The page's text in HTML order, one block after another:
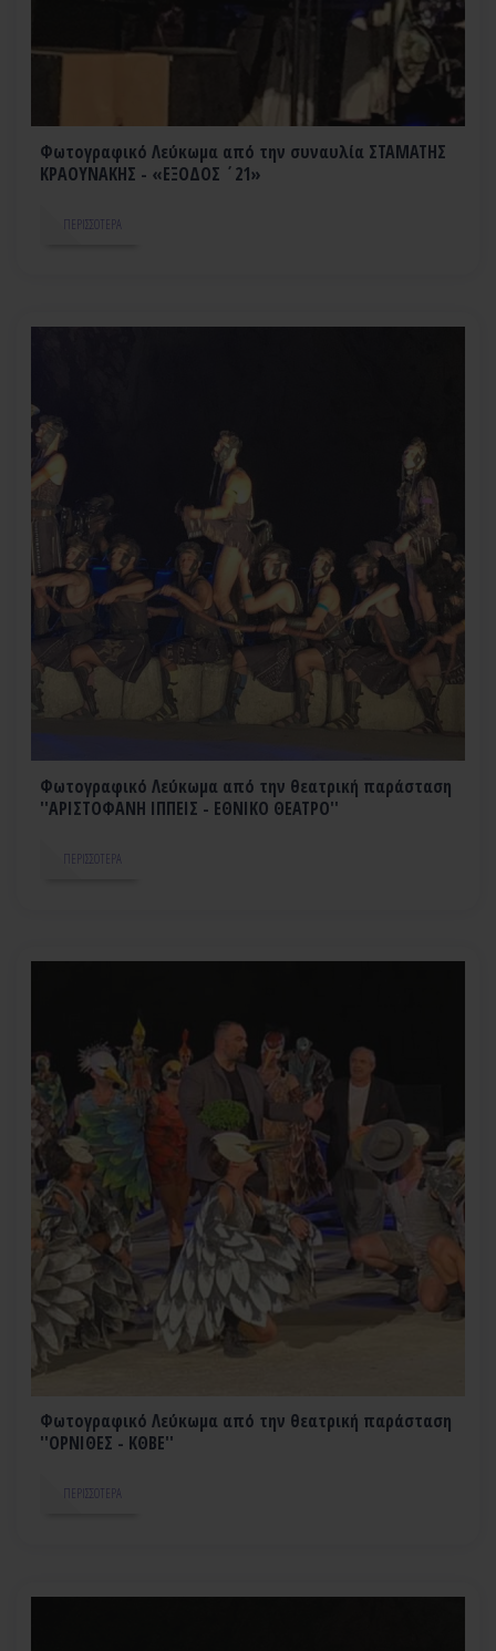
Φωτογραφικό Λεύκωμα από την συναυλία ΣΤΑΜΑΤΗΣ
ΚΡΑΟΥΝΑΚΗΣ - «ΕΞΟΔΟΣ ΄21»
ΠΕΡΙΣΣΌΤΕΡΑ
Φωτογραφικό Λεύκωμα από την θεατρική παράσταση
''ΑΡΙΣΤΟΦΑΝΗ ΙΠΠΕΙΣ - ΕΘΝΙΚΟ ΘΕΑΤΡΟ''
ΠΕΡΙΣΣΌΤΕΡΑ
Φωτογραφικό Λεύκωμα από την θεατρική παράσταση
''ΟΡΝΙΘΕΣ - ΚΘΒΕ''
ΠΕΡΙΣΣΌΤΕΡΑ